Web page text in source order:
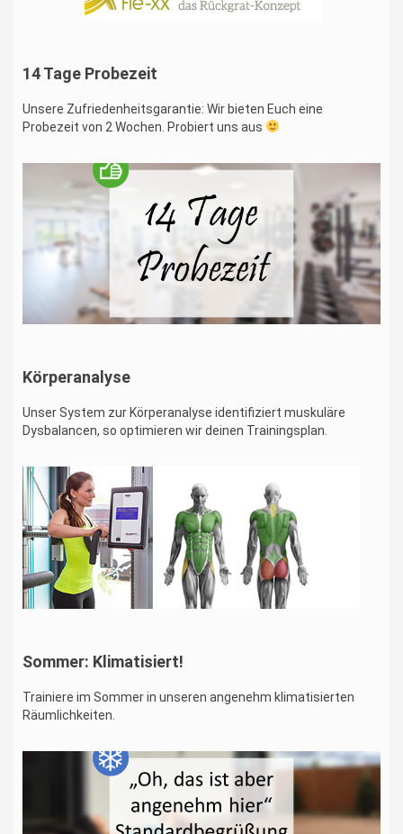
14 Tage Probezeit
Unsere Zufriedenheitsgarantie: Wir bieten Euch eine
Probezeit von 2 Wochen. Probiert uns aus
Körperanalyse
Unser System zur Körperanalyse identifiziert muskuläre
Dysbalancen, so optimieren wir deinen Trainingsplan.
Sommer: Klimatisiert!
Trainiere im Sommer in unseren angenehm klimatisierten
Räumlichkeiten.